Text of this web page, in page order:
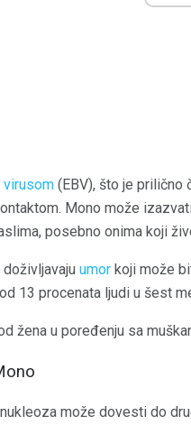
virusom (EBV), što je prilično
Mono može
posebno onima koji
umor koji može
13 procenata ljudi u šest
žena u poređenju sa
može dovesti do